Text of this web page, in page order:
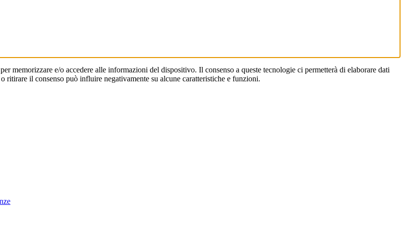
memorizzare e/o accedere alle informazioni del dispositivo. Il consenso a queste tecnologie ci permetterà di elaborare dati
il consenso può influire negativamente su alcune caratteristiche e funzioni.